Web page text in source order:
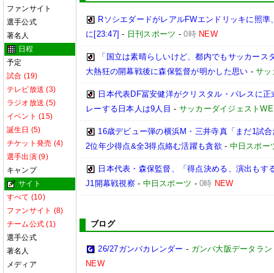
ファンサイト
選手公式
著名人
日程
予定
試合 (19)
テレビ放送 (3)
ラジオ放送 (5)
イベント (15)
誕生日 (5)
チケット発売 (4)
選手出演 (9)
キャンプ
サイト
すべて (10)
ファンサイト (8)
チーム公式 (1)
選手公式
著名人
メディア
RソシエダードがレアルFWエンドリッキに照
に[23:47] - 日刊スポーツ -0時 NEW
「国立は素晴らしいけど、都内でもサッカー
大熱狂の開幕戦後に森保監督が明かした思い -サッ
日本代表DF冨安健洋がクリスタル・パレスに
レーする日本人は9人目 - サッカーダイジェスト
16歳デビュー弾の横浜M・三井寺真「まだ1試
2位年少得点&全3得点絡む活躍も貪欲 - 中日スポー
日本代表・森保監督、「得点決める、演出も
J1開幕戦視察 - 中日スポーツ -0時 NEW
ブログ
26/27ガンバカレンダー - ガンバ大阪データラ
NEW